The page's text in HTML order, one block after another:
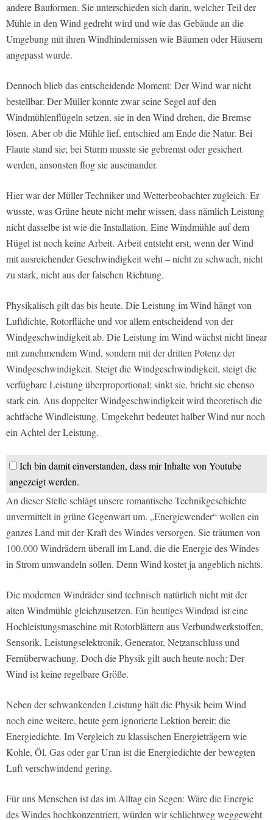
andere Bauformen. Sie unterschieden sich darin, welcher Teil der
Mühle in den Wind gedreht wird und wie das Gebäude an die
Umgebung mit ihren Windhindernissen wie Bäumen oder Häusern
angepasst wurde.
Dennoch blieb das entscheidende Moment: Der Wind war nicht
bestellbar. Der Müller konnte zwar seine Segel auf den
Windmühlenflügeln setzen, sie in den Wind drehen, die Bremse
lösen. Aber ob die Mühle lief, entschied am Ende die Natur. Bei
Flaute stand sie; bei Sturm musste sie gebremst oder gesichert
werden, ansonsten flog sie auseinander.
Hier war der Müller Techniker und Wetterbeobachter zugleich. Er
wusste, was Grüne heute nicht mehr wissen, dass nämlich Leistung
nicht dasselbe ist wie die Installation. Eine Windmühle auf dem
Hügel ist noch keine Arbeit. Arbeit entsteht erst, wenn der Wind
mit ausreichender Geschwindigkeit weht – nicht zu schwach, nicht
zu stark, nicht aus der falschen Richtung.
Physikalisch gilt das bis heute. Die Leistung im Wind hängt von
Luftdichte, Rotorfläche und vor allem entscheidend von der
Windgeschwindigkeit ab. Die Leistung im Wind wächst nicht linear
mit zunehmendem Wind, sondern mit der dritten Potenz der
Windgeschwindigkeit. Steigt die Windgeschwindigkeit, steigt die
verfügbare Leistung überproportional; sinkt sie, bricht sie ebenso
stark ein. Aus doppelter Windgeschwindigkeit wird theoretisch die
achtfache Windleistung. Umgekehrt bedeutet halber Wind nur noch
ein Achtel der Leistung.
Ich bin damit einverstanden, dass mir Inhalte von Youtube
angezeigt werden.
An dieser Stelle schlägt unsere romantische Technikgeschichte
unvermittelt in grüne Gegenwart um. „Energiewender“ wollen ein
ganzes Land mit der Kraft des Windes versorgen. Sie träumen von
100.000 Windrädern überall im Land, die die Energie des Windes
in Strom umwandeln sollen. Denn Wind kostet ja angeblich nichts.
Die modernen Windräder sind technisch natürlich nicht mit der
alten Windmühle gleichzusetzen. Ein heutiges Windrad ist eine
Hochleistungsmaschine mit Rotorblättern aus Verbundwerkstoffen,
Sensorik, Leistungselektronik, Generator, Netzanschluss und
Fernüberwachung. Doch die Physik gilt auch heute noch: Der
Wind ist keine regelbare Größe.
Neben der schwankenden Leistung hält die Physik beim Wind
noch eine weitere, heute gern ignorierte Lektion bereit: die
Energiedichte. Im Vergleich zu klassischen Energieträgern wie
Kohle, Öl, Gas oder gar Uran ist die Energiedichte der bewegten
Luft verschwindend gering.
Für uns Menschen ist das im Alltag ein Segen: Wäre die Energie
des Windes hochkonzentriert, würden wir schlichtweg weggeweht